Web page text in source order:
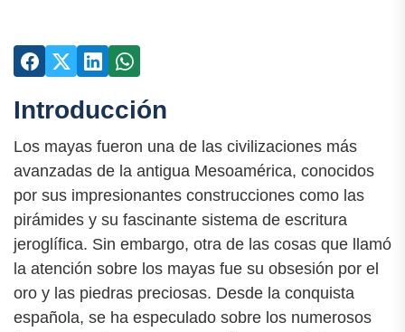
Introducción
Los mayas fueron una de las civilizaciones más
avanzadas de la antigua Mesoamérica, conocidos
por sus impresionantes construcciones como las
pirámides y su fascinante sistema de escritura
jeroglífica. Sin embargo, otra de las cosas que llamó
la atención sobre los mayas fue su obsesión por el
oro y las piedras preciosas. Desde la conquista
española, se ha especulado sobre los numerosos